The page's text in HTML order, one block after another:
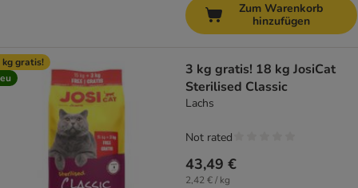
Zum Warenkorb
hinzufügen
kg gratis!
3 kg gratis! 18 kg JosiCat
Sterilised Classic
Lachs
43,49 €
2,42 € / kg
Not rated